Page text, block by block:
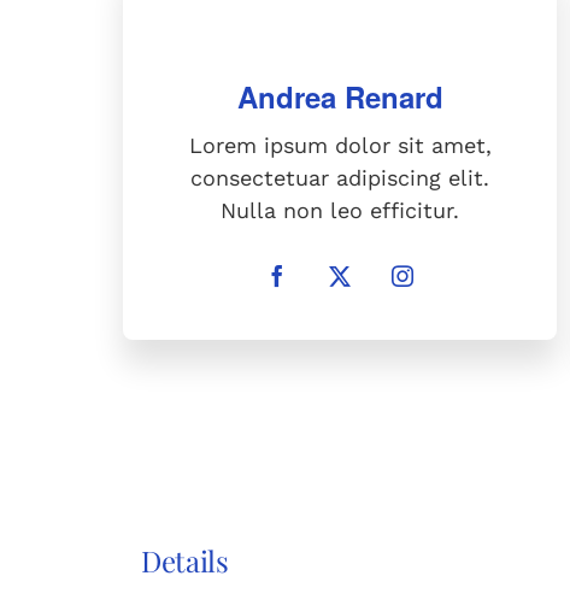
Lorem ipsum dolor sit amet,
consectetuar adipiscing elit.
Nulla non leo efficitur.
Details